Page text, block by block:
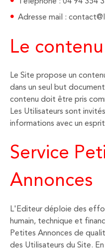
Adresse mail :
Le
Le Site propose un
dans un seul but
contenu doit être pris
Les Utilisateurs sont
informations avec un
Service
Annonces
L'Editeur déploie des
humain, technique et
Petites Annonces de
des Utilisateurs du Site.